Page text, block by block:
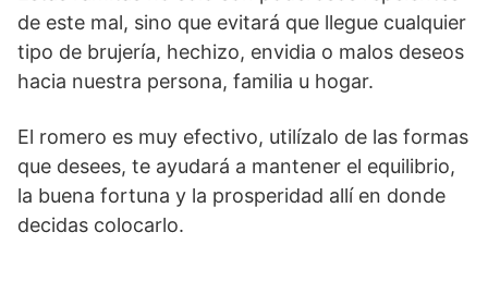
de este mal, sino que evitará que llegue cualquier
tipo de brujería, hechizo, envidia o malos deseos
hacia nuestra persona, familia u hogar.
El romero es muy efectivo, utilízalo de las formas
que desees, te ayudará a mantener el equilibrio,
la buena fortuna y la prosperidad allí en donde
decidas colocarlo.